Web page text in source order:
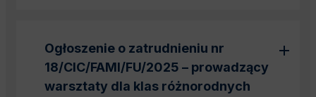
Ogłoszenie o zatrudnieniu nr
18/CIC/FAMI/FU/2025 – prowadzący
warsztaty dla klas różnorodnych